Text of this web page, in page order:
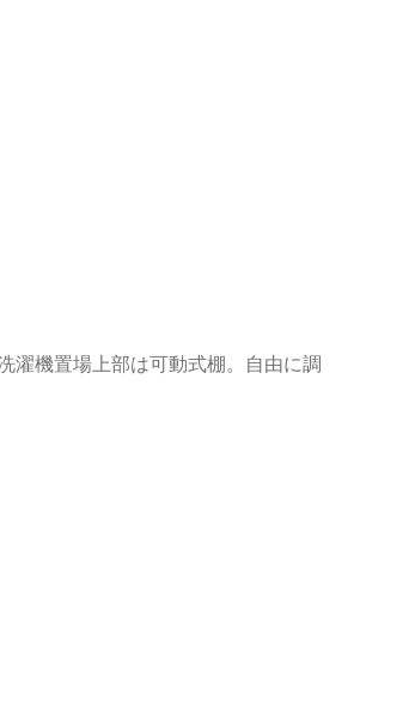
濯機置場上部は可動式棚。自由に調